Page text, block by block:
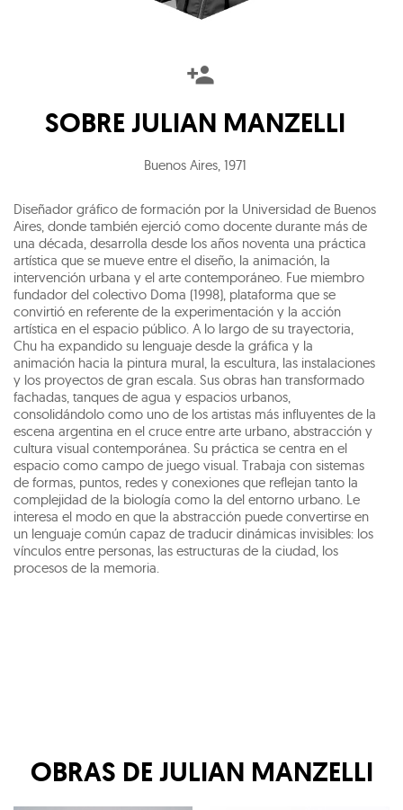
SOBRE JULIAN MANZELLI
Buenos Aires, 1971
Diseñador gráfico de formación por la Universidad de Buenos
Aires, donde también ejerció como docente durante más de
una década, desarrolla desde los años noventa una práctica
artística que se mueve entre el diseño, la animación, la
intervención urbana y el arte contemporáneo. Fue miembro
fundador del colectivo Doma (1998), plataforma que se
convirtió en referente de la experimentación y la acción
artística en el espacio público. A lo largo de su trayectoria,
Chu ha expandido su lenguaje desde la gráfica y la
animación hacia la pintura mural, la escultura, las instalaciones
y los proyectos de gran escala. Sus obras han transformado
fachadas, tanques de agua y espacios urbanos,
consolidándolo como uno de los artistas más influyentes de la
escena argentina en el cruce entre arte urbano, abstracción y
cultura visual contemporánea. Su práctica se centra en el
espacio como campo de juego visual. Trabaja con sistemas
de formas, puntos, redes y conexiones que reflejan tanto la
complejidad de la biología como la del entorno urbano. Le
interesa el modo en que la abstracción puede convertirse en
un lenguaje común capaz de traducir dinámicas invisibles: los
vínculos entre personas, las estructuras de la ciudad, los
procesos de la memoria.
OBRAS DE JULIAN MANZELLI